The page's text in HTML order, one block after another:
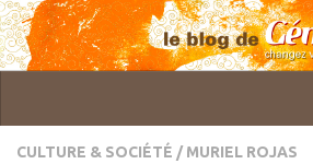
CULTURE & SOCIÉTÉ / MURIEL ROJAS